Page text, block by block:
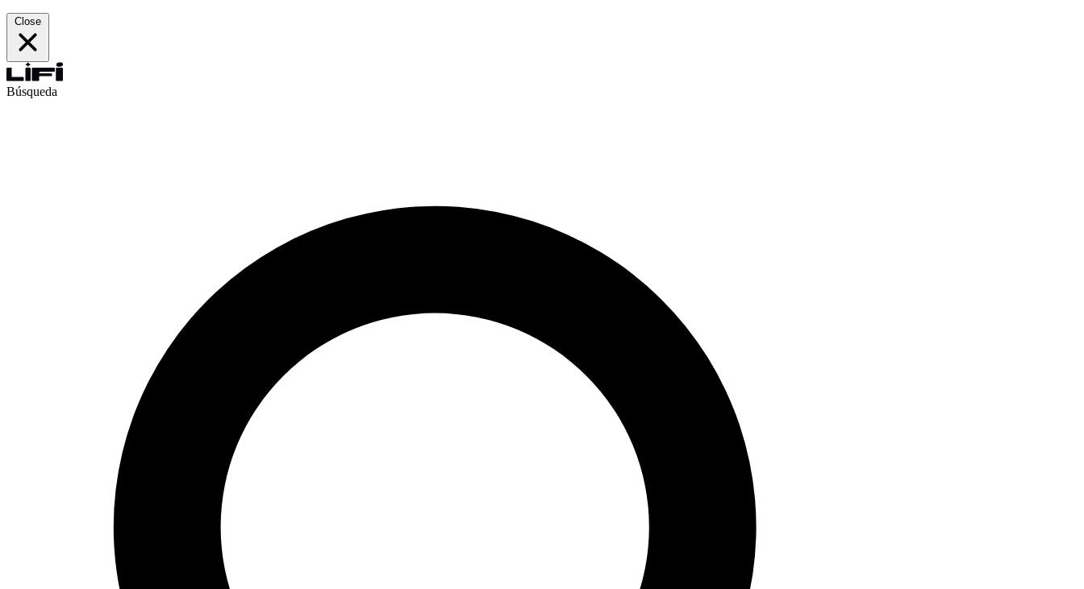
Close
Búsqueda